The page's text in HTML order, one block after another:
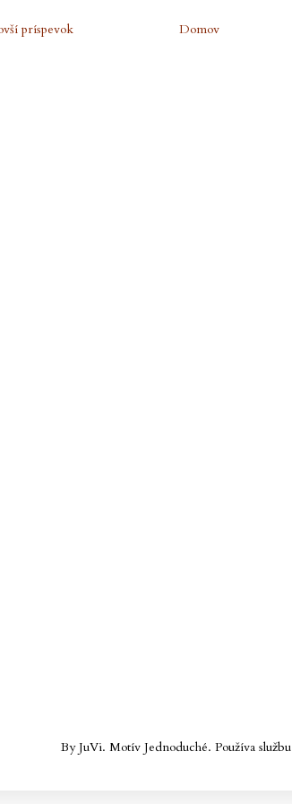
príspevok Domov
By JuVi. Motív Jednoduché. Používa službu